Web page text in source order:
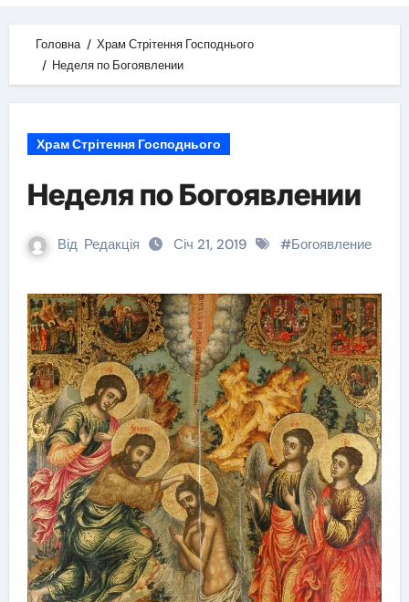
Головна
Храм Стрітення Господнього
Неделя по Богоявлении
Храм Стрітення Господнього
Неделя по Богоявлении
Від Редакція Січ 21, 2019 #Богоявление